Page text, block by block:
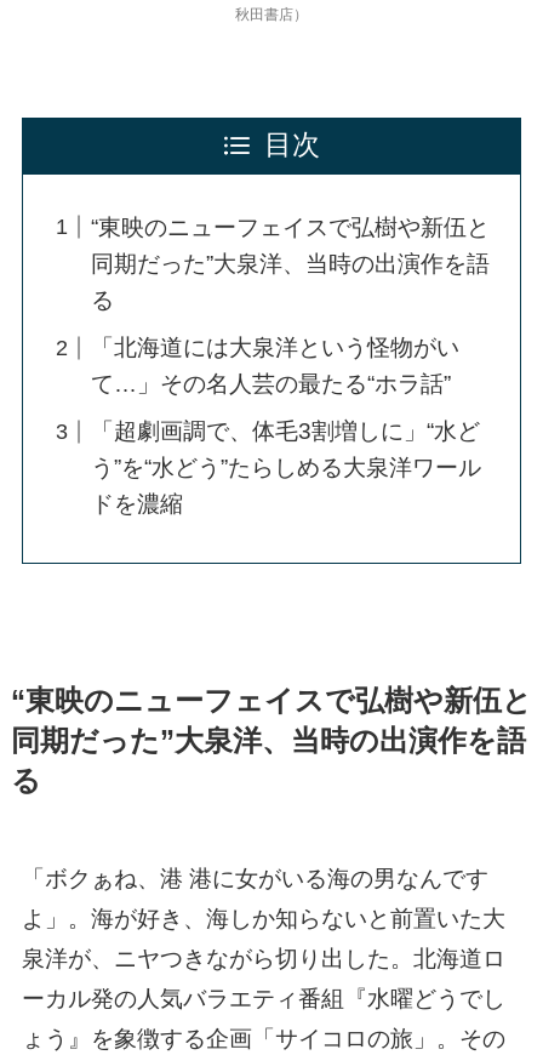
秋田書店）
目次
“東映のニューフェイスで弘樹や新伍と
同期だった”大泉洋、当時の出演作を語
る
「北海道には大泉洋という怪物がい
て…」その名人芸の最たる“ホラ話”
「超劇画調で、体毛3割増しに」“水ど
う”を“水どう”たらしめる大泉洋ワール
ドを濃縮
“東映のニューフェイスで弘樹や新伍と
同期だった”大泉洋、当時の出演作を語
る
「ボクぁね、港 港に女がいる海の男なんです
よ」。海が好き、海しか知らないと前置いた大
泉洋が、ニヤつきながら切り出した。北海道ロ
ーカル発の人気バラエティ番組『水曜どうでし
ょう』を象徴する企画「サイコロの旅」。その